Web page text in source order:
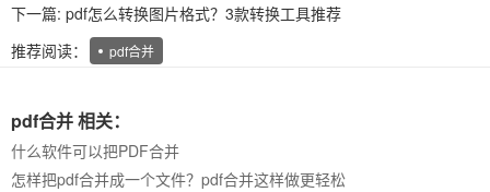
下一篇: pdf怎么转换图片格式？3款转换工具推荐
推荐阅读：
pdf合并
pdf合并 相关：
什么软件可以把PDF合并
怎样把pdf合并成一个文件？pdf合并这样做更轻松